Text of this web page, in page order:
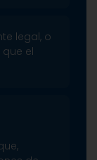
legal, o
el